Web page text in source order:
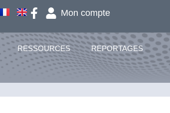
Mon compte
RESSOURCES REPORTAGES